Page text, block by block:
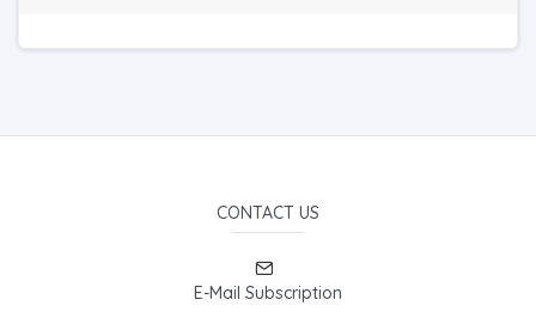
CONTACT US
E-Mail Subscription